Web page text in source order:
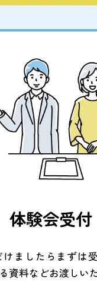
体験会受付
ましたらまずは
資料などお渡しい